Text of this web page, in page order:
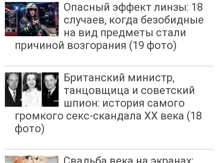
Опасный эффект линзы: 18
случаев, когда безобидные
на вид предметы стали
причиной возгорания (19 фото)
Британский министр,
танцовщица и советский
шпион: история самого
громкого секс-скандала XX века (18
фото)